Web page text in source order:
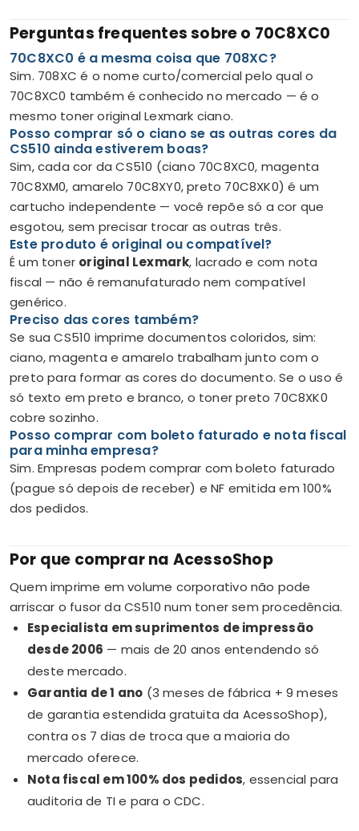
Perguntas frequentes sobre o 70C8XC0
70C8XC0 é a mesma coisa que 708XC?
Sim. 708XC é o nome curto/comercial pelo qual o
70C8XC0 também é conhecido no mercado — é o
mesmo toner original Lexmark ciano.
Posso comprar só o ciano se as outras cores da
CS510 ainda estiverem boas?
Sim, cada cor da CS510 (ciano 70C8XC0, magenta
70C8XM0, amarelo 70C8XY0, preto 70C8XK0) é um
cartucho independente — você repõe só a cor que
esgotou, sem precisar trocar as outras três.
Este produto é original ou compatível?
É um toner original Lexmark, lacrado e com nota
fiscal — não é remanufaturado nem compatível
genérico.
Preciso das cores também?
Se sua CS510 imprime documentos coloridos, sim:
ciano, magenta e amarelo trabalham junto com o
preto para formar as cores do documento. Se o uso é
só texto em preto e branco, o toner preto 70C8XK0
cobre sozinho.
Posso comprar com boleto faturado e nota fiscal
para minha empresa?
Sim. Empresas podem comprar com boleto faturado
(pague só depois de receber) e NF emitida em 100%
dos pedidos.
Por que comprar na AcessoShop
Quem imprime em volume corporativo não pode
arriscar o fusor da CS510 num toner sem procedência.
Especialista em suprimentos de impressão
desde 2006 — mais de 20 anos entendendo só
deste mercado.
Garantia de 1 ano (3 meses de fábrica + 9 meses
de garantia estendida gratuita da AcessoShop),
contra os 7 dias de troca que a maioria do
mercado oferece.
Nota fiscal em 100% dos pedidos, essencial para
auditoria de TI e para o CDC.